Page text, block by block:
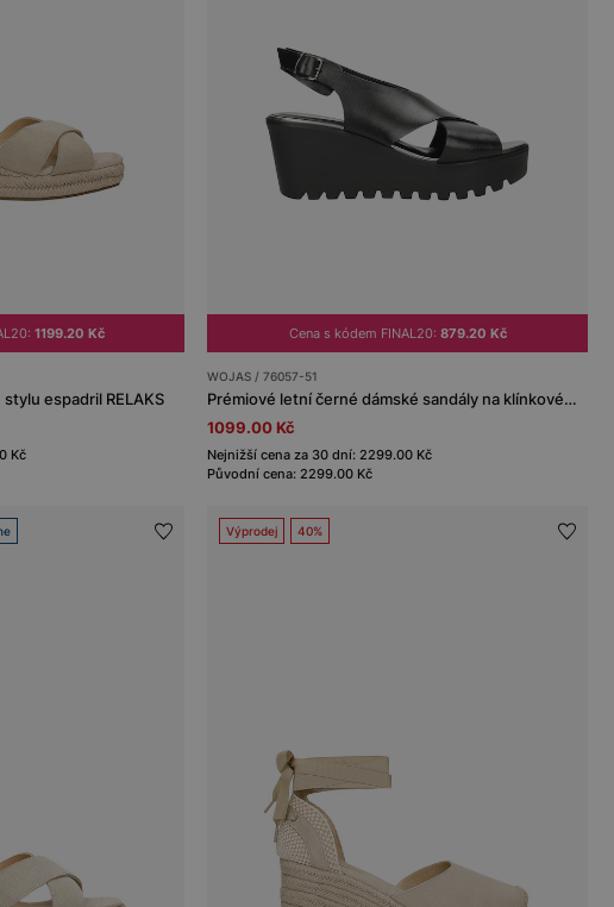
1199.20 Kč
espadril RELAKS
Kč
Cena s kódem FINAL20: 879.20 Kč
WOJAS / 76057-51
Prémiové letní černé dámské sandály na klínkovém podpatku
1099.00 Kč
Nejnižší cena za 30 dní: 2299.00 Kč
Původní cena: 2299.00 Kč
Výprodej 40%